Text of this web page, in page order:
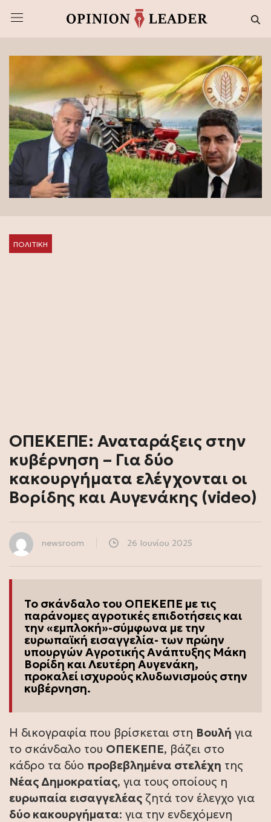
ΠΟΛΙΤΙΚΗ
ΟΠΕΚΕΠΕ: Αναταράξεις στην
κυβέρνηση – Για δύο
κακουργήματα ελέγχονται οι
Βορίδης και Αυγενάκης (video)
newsroom 26 Ιουνίου 2025
Το σκάνδαλο του ΟΠΕΚΕΠΕ με τις
παράνομες αγροτικές επιδοτήσεις και
την «εμπλοκή»-σύμφωνα με την
ευρωπαϊκή εισαγγελία- των πρώην
υπουργών Αγροτικής Ανάπτυξης Μάκη
Βορίδη και Λευτέρη Αυγενάκη,
προκαλεί ισχυρούς κλυδωνισμούς στην
κυβέρνηση.
Η δικογραφία που βρίσκεται στη Βουλή για
το σκάνδαλο του ΟΠΕΚΕΠΕ, βάζει στο
κάδρο τα δύο προβεβλημένα στελέχη της
Νέας Δημοκρατίας, για τους οποίους η
ευρωπαία εισαγγελέας ζητά τον έλεγχο για
δύο κακουργήματα: για την ενδεχόμενη